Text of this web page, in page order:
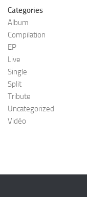
Categories
Album
Compilation
EP
Live
Single
Split
Tribute
Uncategorized
Vidéo